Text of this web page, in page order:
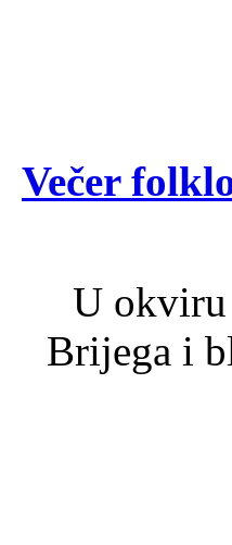
Večer
U okviru
Brijega i